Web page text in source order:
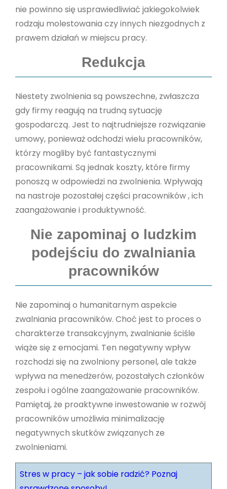
nie powinno się usprawiedliwiać jakiegokolwiek
rodzaju molestowania czy innych niezgodnych z
prawem działań w miejscu pracy.
Redukcja
Niestety zwolnienia są powszechne, zwłaszcza
gdy firmy reagują na trudną sytuację
gospodarczą. Jest to najtrudniejsze rozwiązanie
umowy, ponieważ odchodzi wielu pracowników,
którzy mogliby być fantastycznymi
pracownikami. Są jednak koszty, które firmy
ponoszą w odpowiedzi na zwolnienia. Wpływają
na nastroje pozostałej części pracowników , ich
zaangażowanie i produktywność.
Nie zapominaj o ludzkim
podejściu do zwalniania
pracowników
Nie zapominaj o humanitarnym aspekcie
zwalniania pracowników. Choć jest to proces o
charakterze transakcyjnym, zwalnianie ściśle
wiąże się z emocjami. Ten negatywny wpływ
rozchodzi się na zwolniony personel, ale także
wpływa na menedżerów, pozostałych członków
zespołu i ogólne zaangażowanie pracowników.
Pamiętaj, że proaktywne inwestowanie w rozwój
pracowników umożliwia minimalizację
negatywnych skutków związanych ze
zwolnieniami.
Stres w pracy – jak sobie radzić? Poznaj